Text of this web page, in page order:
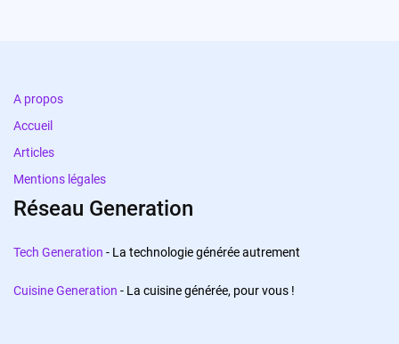
A propos
Accueil
Articles
Mentions légales
Réseau Generation
Tech Generation - La technologie générée autrement
Cuisine Generation - La cuisine générée, pour vous !